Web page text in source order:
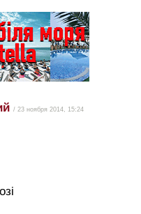
/ 23 ноября 2014, 15:24